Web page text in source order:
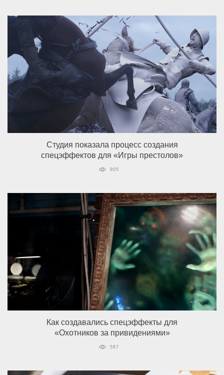
Cтудия показала процесс создания
спецэффектов для «Игры престолов»
905
Как создавались спецэффекты для
«Охотников за привидениями»
567